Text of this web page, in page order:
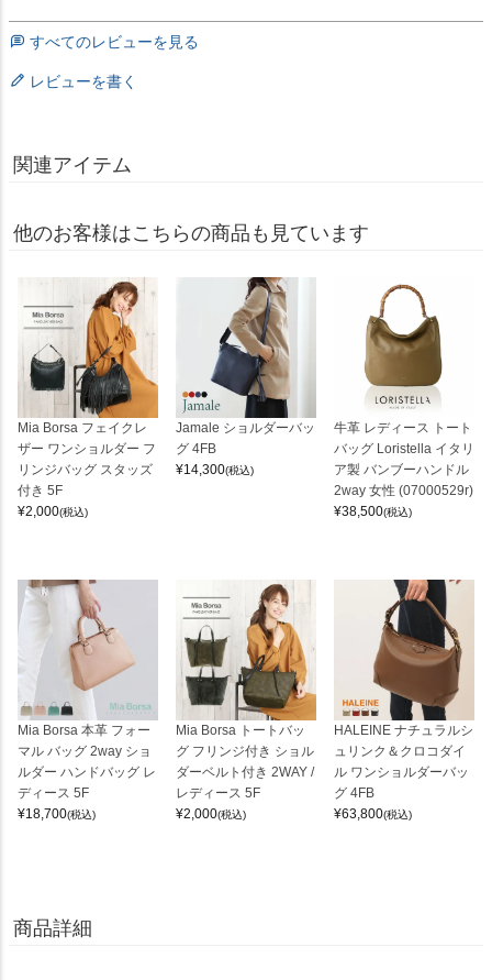
すべてのレビューを見る
レビューを書く
関連アイテム
他のお客様はこちらの商品も見ています
Mia Borsa フェイクレ
ザー ワンショルダー フ
リンジバッグ スタッズ
付き 5F
¥2,000(税込)
Jamale ショルダーバッ
グ 4FB
¥14,300(税込)
牛革 レディース トート
バッグ Loristella イタリ
ア製 バンブーハンドル
2way 女性 (07000529r)
¥38,500(税込)
Mia Borsa 本革 フォー
マル バッグ 2way ショ
ルダー ハンドバッグ レ
ディース 5F
¥18,700(税込)
Mia Borsa トートバッ
グ フリンジ付き ショル
ダーベルト付き 2WAY /
レディース 5F
¥2,000(税込)
HALEINE ナチュラルシ
ュリンク＆クロコダイ
ル ワンショルダーバッ
グ 4FB
¥63,800(税込)
商品詳細